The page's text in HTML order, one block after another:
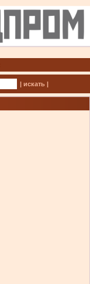
| искать |